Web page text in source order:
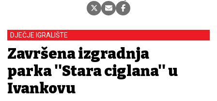
DJEČJE IGRALIŠTE
Završena izgradnja
parka ''Stara ciglana'' u
Ivankovu